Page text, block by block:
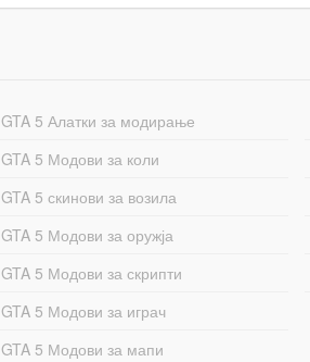
GTA 5 Алатки за модирање
GTA 5 Модови за коли
GTA 5 скинови за возила
GTA 5 Модови за оружја
GTA 5 Модови за скрипти
GTA 5 Модови за играч
GTA 5 Модови за мапи